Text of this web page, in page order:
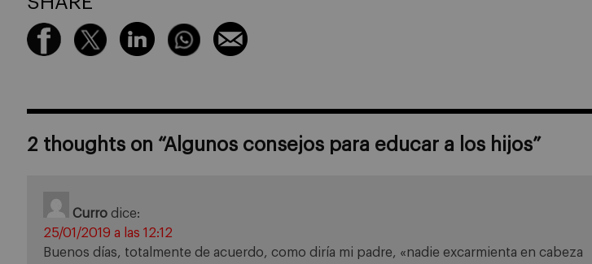
2 thoughts on “Algunos consejos para educar a los hijos”
Curro dice:
25/01/2019 a las 12:12
Buenos días, totalmente de acuerdo, como diría mi padre, «nadie excarmienta en cabeza